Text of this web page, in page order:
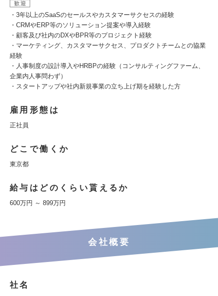
歓迎
・3年以上のSaaSのセールスやカスタマーサクセスの経験
・CRMやERP等のソリューション提案や導入経験
・顧客及び社内のDXやBPR等のプロジェクト経験
・マーケティング、カスタマーサクセス、プロダクトチームとの協業
経験
・人事制度の設計導入やHRBPの経験（コンサルティングファーム、
企業内人事問わず）
・スタートアップや社内新規事業の立ち上げ期を経験した方
雇用形態は
正社員
どこで働くか
東京都
給与はどのくらい貰えるか
600万円 ～ 899万円
会社概要
社名